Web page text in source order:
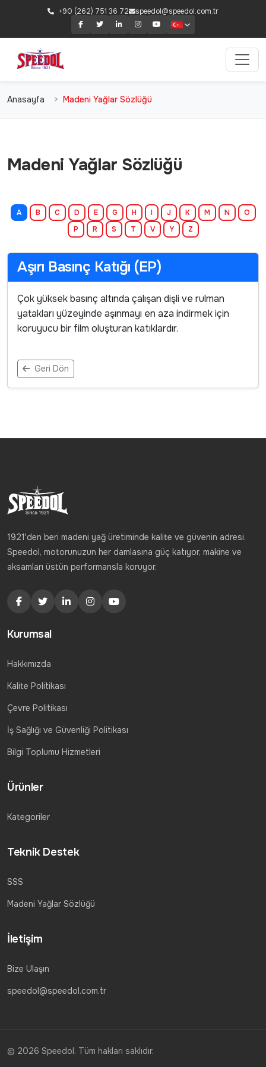
+90 (262) 751 36 72 speedol@speedol.com.tr
Anasayfa Madeni Yağlar Sözlüğü
Madeni Yağlar Sözlüğü
A B C D E G H I J K M N
O
P
R S T V Y Z
Aşırı Basınç Katığı (EP)
Çok yüksek basınç altında çalışan dişli ve rulman
yatakları yüzeyinde aşınmayı en aza indirmek için
koruyucu bir film oluşturan katıklardır.
Geri Dön
1921'den beri madeni yağ üretiminde kalite ve güvenin adresi.
Speedol, motorunuzun her damlasına güç katıyor, makine ve
aksamları üstün performansla koruyor.
Kurumsal
Hakkımızda
Kalite Politikası
Çevre Politikası
İş Sağlığı ve Güvenliği Politikası
Bilgi Toplumu Hizmetleri
Ürünler
Kategoriler
Teknik Destek
SSS
Madeni Yağlar Sözlüğü
İletişim
Bize Ulaşın
speedol@speedol.com.tr
© 2026 Speedol. Tüm hakları saklıdır.